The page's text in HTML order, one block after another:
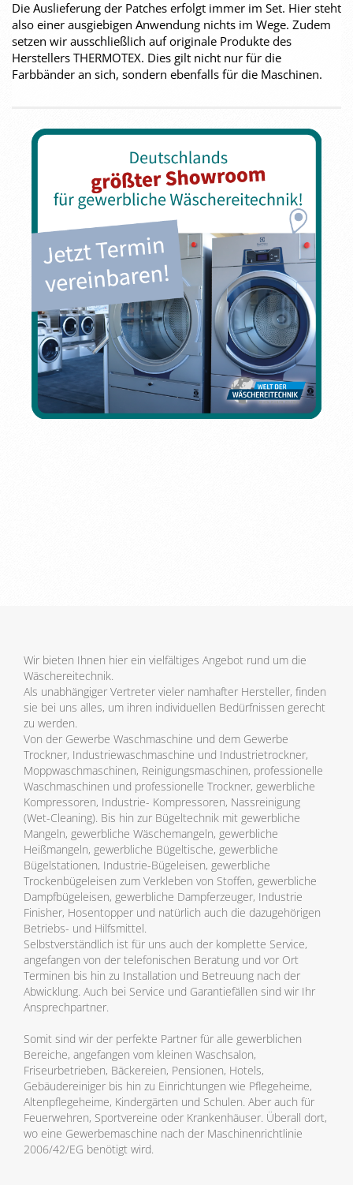
Die Auslieferung der Patches erfolgt immer im Set. Hier steht
also einer ausgiebigen Anwendung nichts im Wege. Zudem
setzen wir ausschließlich auf originale Produkte des
Herstellers THERMOTEX. Dies gilt nicht nur für die
Farbbänder an sich, sondern ebenfalls für die Maschinen.
Wir bieten Ihnen hier ein vielfältiges Angebot rund um die
Wäschereitechnik.
Als unabhängiger Vertreter vieler namhafter Hersteller, finden
sie bei uns alles, um ihren individuellen Bedürfnissen gerecht
zu werden.
Von der Gewerbe Waschmaschine und dem Gewerbe
Trockner, Industriewaschmaschine und Industrietrockner,
Moppwaschmaschinen, Reinigungsmaschinen, professionelle
Waschmaschinen und professionelle Trockner, gewerbliche
Kompressoren, Industrie- Kompressoren, Nassreinigung
(Wet-Cleaning). Bis hin zur Bügeltechnik mit gewerbliche
Mangeln, gewerbliche Wäschemangeln, gewerbliche
Heißmangeln, gewerbliche Bügeltische, gewerbliche
Bügelstationen, Industrie-Bügeleisen, gewerbliche
Trockenbügeleisen zum Verkleben von Stoffen, gewerbliche
Dampfbügeleisen, gewerbliche Dampferzeuger, Industrie
Finisher, Hosentopper und natürlich auch die dazugehörigen
Betriebs- und Hilfsmittel.
Selbstverständlich ist für uns auch der komplette Service,
angefangen von der telefonischen Beratung und vor Ort
Terminen bis hin zu Installation und Betreuung nach der
Abwicklung. Auch bei Service und Garantiefällen sind wir Ihr
Ansprechpartner.
Somit sind wir der perfekte Partner für alle gewerblichen
Bereiche, angefangen vom kleinen Waschsalon,
Friseurbetrieben, Bäckereien, Pensionen, Hotels,
Gebäudereiniger bis hin zu Einrichtungen wie Pflegeheime,
Altenpflegeheime, Kindergärten und Schulen. Aber auch für
Feuerwehren, Sportvereine oder Krankenhäuser. Überall dort,
wo eine Gewerbemaschine nach der Maschinenrichtlinie
2006/42/EG benötigt wird.